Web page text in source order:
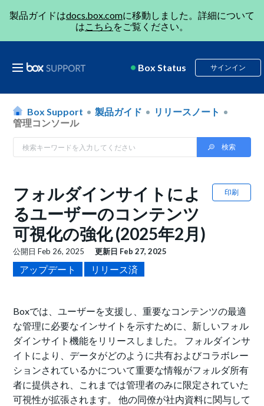
製品ガイドはdocs.box.comに移動しました。詳細について
はこちら をご覧ください。
Box Status サインイン
Box Support 製品ガイド
リリースノート
管理コンソール
印刷
フォルダインサイトによ
るユーザーのコンテンツ
可視化の強化 (2025年2月)
公開日Feb 26, 2025 更新日 Feb 27, 2025
アップデート リリース済
Boxでは、ユーザーを支援し、重要なコンテンツの最適
な管理に必要なインサイトを示すために、新しいフォル
ダインサイト機能をリリースしました。 フォルダインサ
イトにより、データがどのように共有およびコラボレー
ションされているかについて重要な情報がフォルダ所有
者に提供され、これまでは管理者のみに限定されていた
可視性が拡張されます。 他の同僚が社内資料に関与して